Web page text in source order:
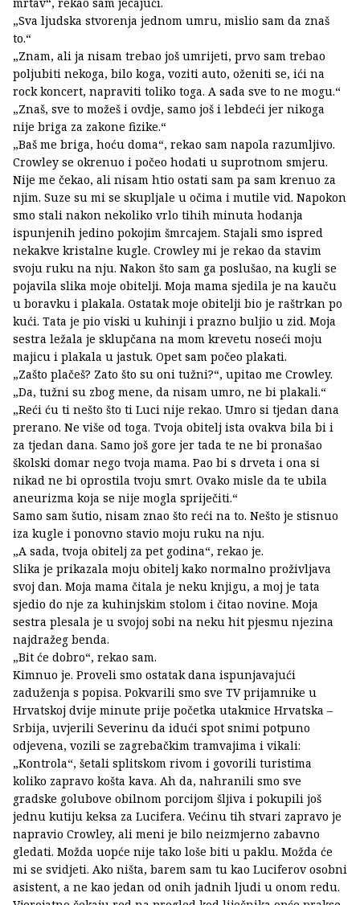
„Sva ljudska stvorenja jednom umru, mislio sam da znaš
to.“
„Znam, ali ja nisam trebao još umrijeti, prvo sam trebao
poljubiti nekoga, bilo koga, voziti auto, oženiti se, ići na
rock koncert, napraviti toliko toga. A sada sve to ne mogu.“
„Znaš, sve to možeš i ovdje, samo još i lebdeći jer nikoga
nije briga za zakone fizike.“
„Baš me briga, hoću doma“, rekao sam napola razumljivo.
Crowley se okrenuo i počeo hodati u suprotnom smjeru.
Nije me čekao, ali nisam htio ostati sam pa sam krenuo za
njim. Suze su mi se skupljale u očima i mutile vid. Napokon
smo stali nakon nekoliko vrlo tihih minuta hodanja
ispunjenih jedino pokojim šmrcajem. Stajali smo ispred
nekakve kristalne kugle. Crowley mi je rekao da stavim
svoju ruku na nju. Nakon što sam ga poslušao, na kugli se
pojavila slika moje obitelji. Moja mama sjedila je na kauču
u boravku i plakala. Ostatak moje obitelji bio je raštrkan po
kući. Tata je pio viski u kuhinji i prazno buljio u zid. Moja
sestra ležala je sklupčana na mom krevetu noseći moju
majicu i plakala u jastuk. Opet sam počeo plakati.
„Zašto plačeš? Zato što su oni tužni?“, upitao me Crowley.
„Da, tužni su zbog mene, da nisam umro, ne bi plakali.“
„Reći ću ti nešto što ti Luci nije rekao. Umro si tjedan dana
prerano. Ne više od toga. Tvoja obitelj ista ovakva bila bi i
za tjedan dana. Samo još gore jer tada te ne bi pronašao
školski domar nego tvoja mama. Pao bi s drveta i ona si
nikad ne bi oprostila tvoju smrt. Ovako misle da te ubila
aneurizma koja se nije mogla spriječiti.“
Samo sam šutio, nisam znao što reći na to. Nešto je stisnuo
iza kugle i ponovno stavio moju ruku na nju.
„A sada, tvoja obitelj za pet godina“, rekao je.
Slika je prikazala moju obitelj kako normalno proživljava
svoj dan. Moja mama čitala je neku knjigu, a moj je tata
sjedio do nje za kuhinjskim stolom i čitao novine. Moja
sestra plesala je u svojoj sobi na neku hit pjesmu njezina
najdražeg benda.
„Bit će dobro“, rekao sam.
Kimnuo je. Proveli smo ostatak dana ispunjavajući
zaduženja s popisa. Pokvarili smo sve TV prijamnike u
Hrvatskoj dvije minute prije početka utakmice Hrvatska –
Srbija, uvjerili Severinu da idući spot snimi potpuno
odjevena, vozili se zagrebačkim tramvajima i vikali:
„Kontrola“, šetali splitskom rivom i govorili turistima
koliko zapravo košta kava. Ah da, nahranili smo sve
gradske golubove obilnom porcijom šljiva i pokupili još
jednu kutiju keksa za Lucifera. Većinu tih stvari zapravo je
napravio Crowley, ali meni je bilo neizmjerno zabavno
gledati. Možda uopće nije tako loše biti u paklu. Možda će
mi se svidjeti. Ako ništa, barem sam tu kao Luciferov osobni
asistent, a ne kao jedan od onih jadnih ljudi u onom redu.